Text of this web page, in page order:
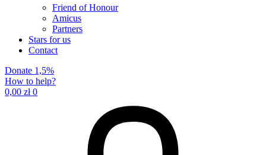
Friend of Honour
Amicus
Partners
Stars for us
Contact
Donate 1,5%
How to help?
0,00 zł 0